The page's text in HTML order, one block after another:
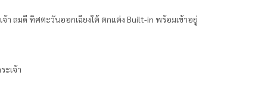
จ้า ลมดี ทิศตะวันออกเฉียงใต้ ตกแต่ง Built-in พร้อมเข้าอยู่
ะเจ้า